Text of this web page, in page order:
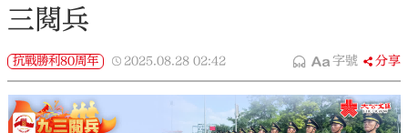
三閱兵
抗戰勝利80周年 2025.08.28 02:42 字號 分享